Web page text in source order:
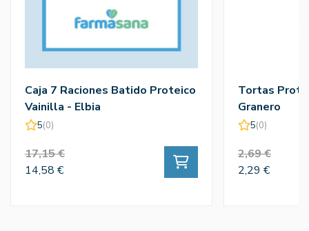
Caja 7 Raciones Batido Proteico
Vainilla - Elbia
5(0)
17,15 €
14,58 €
Tortas
Granero
5(0)
2,69 €
2,29 €